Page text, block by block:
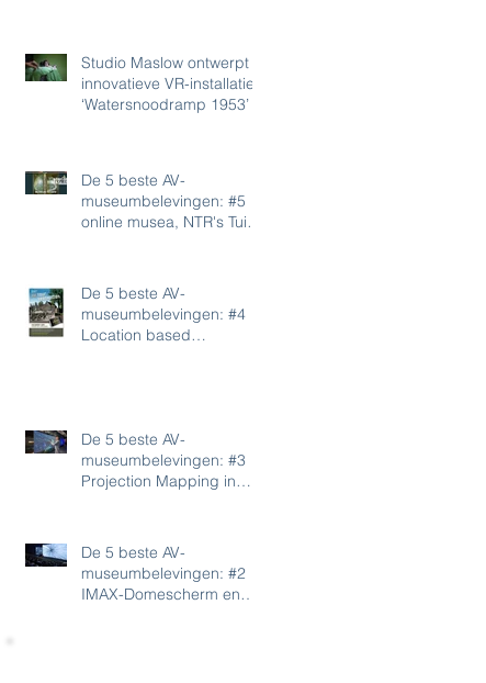
Studio Maslow ontwerpt
innovatieve VR-installatie
‘Watersnoodramp 1953’
De 5 beste AV-
museumbelevingen: #5
online musea, NTR's Tuin
De 5 beste AV-
museumbelevingen: #4
Location based
De 5 beste AV-
museumbelevingen: #3
Projection Mapping in
De 5 beste AV-
museumbelevingen: #2
IMAX-Domescherm en